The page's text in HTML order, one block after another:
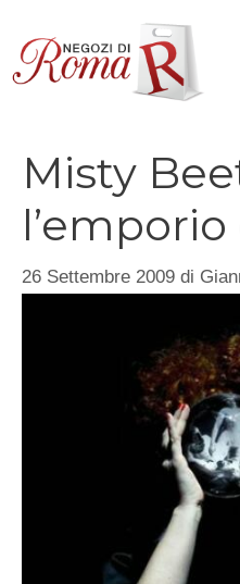
contenuto
Misty
26 Settembre 2009 di